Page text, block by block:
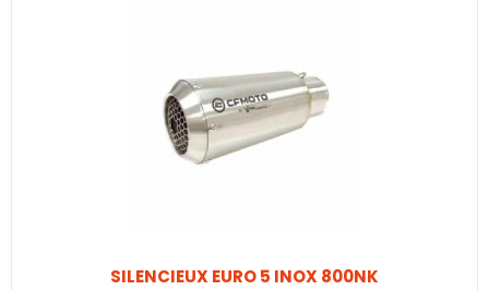
SILENCIEUX EURO 5 INOX 800NK